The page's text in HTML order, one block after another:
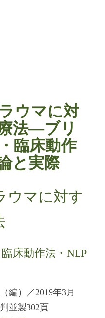
ウマに対
法―ブリ
臨床動作
と実際
ウマに対す
床動作法・NLP
編）／2019年3月
並製302頁